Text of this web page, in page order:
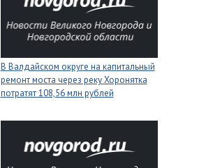
В Валдайском округе на капитальный
ремонт моста через реку Хоронятка
потратят 108,56 млн рублей